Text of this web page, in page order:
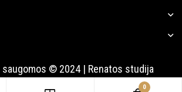
© 2024 | Renatos studija
0